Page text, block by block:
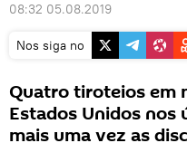
08:32 05.08.2019
Nos siga no
Quatro tiroteios em
Estados Unidos
mais uma vez as